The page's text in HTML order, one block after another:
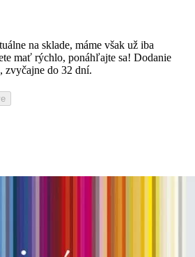
na sklade, máme však už iba
mať rýchlo, ponáhľajte sa! Dodanie
zvyčajne do 32 dní.